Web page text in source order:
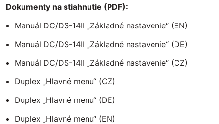
Dokumenty na stiahnutie (PDF):
Manuál DC/DS-14II „Základné nastavenie“ (EN)
Manuál DC/DS-14II „Základné nastavenie“ (DE)
Manuál DC/DS-14II „Základné nastavenie“ (CZ)
Duplex „Hlavné menu“ (CZ)
Duplex „Hlavné menu“ (DE)
Duplex „Hlavné menu“ (EN)